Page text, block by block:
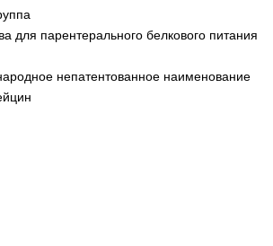
для парентерального белкового питания
непатентованное наименование